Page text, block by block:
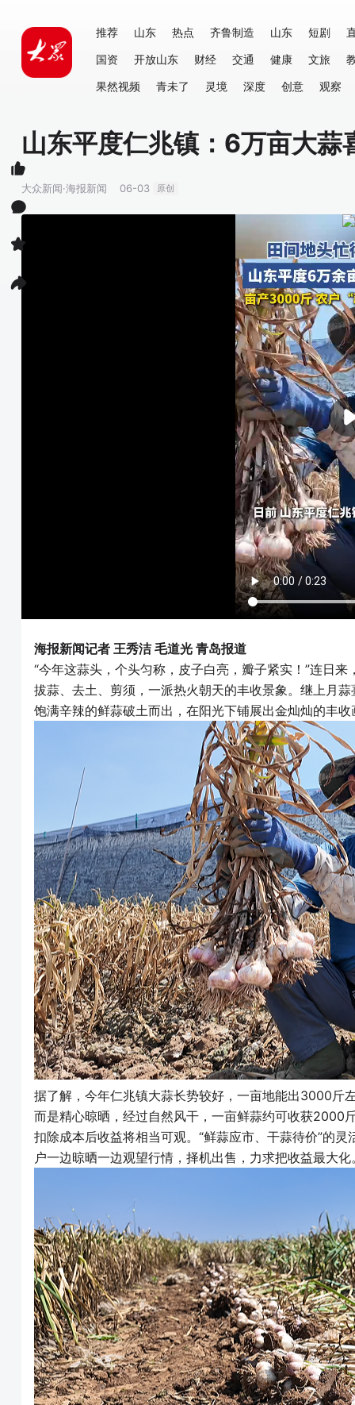
推荐 山东 热点 齐鲁制造 山东 短剧
国资
开放山东 财经 交通 健康 文旅
果然视频
青未了 灵境 深度 创意 观察
山东平度仁兆镇：6万亩大蒜
大众新闻·海报新闻 06-03 原创
海报新闻记者 王秀洁 毛道光 青岛报道
“今年这蒜头，个头匀称，皮子白亮，瓣子紧实！”连日
拔蒜、去土、剪须，一派热火朝天的丰收景象。继上月
饱满辛辣的鲜蒜破土而出，在阳光下铺展出金灿灿的丰收
据了解，今年仁兆镇大蒜长势较好，一亩地能出3000斤
而是精心晾晒，经过自然风干，一亩鲜蒜约可收获2000
扣除成本后收益将相当可观。“鲜蒜应市、干蒜待价”的
户一边晾晒一边观望行情，择机出售，力求把收益最大化